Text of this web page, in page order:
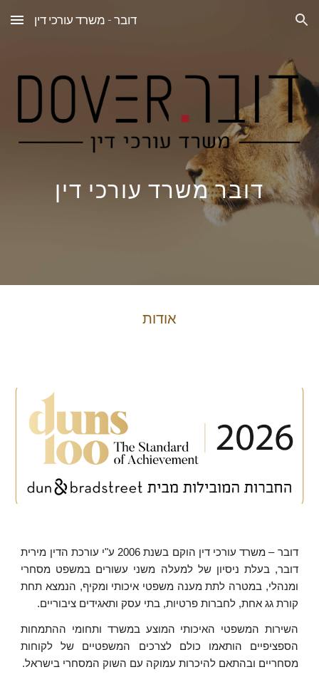
Skip to main content Skip to navigation דובר - משרד עורכי דין
דובר משרד עורכי דין
אודות
דובר – משרד עורכי דין הוקם בשנת 2006 ע"י עורכת הדין מירית
דובר, בעלת ניסיון של למעלה משני עשורים במשפט מסחרי
ומנהלי, במטרה לתת מענה משפטי איכותי ומקיף, הנמצא תחת
קורת גג אחת, לחברות פרטיות, בתי עסק ותאגידים ציבוריים.
השירות המשפטי האיכותי המוצע במשרד ותחומי ההתמחות
הספציפיים הותאמו כולם לצרכים המשפטיים של לקוחות
מסחריים ובהתאם להיכרות עמוקה עם השוק המסחרי בישראל.